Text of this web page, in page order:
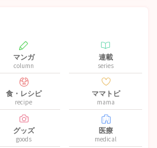
マンガ
column
連載
series
食・レシピ
recipe
ママトピ
mama
グッズ
goods
医療
medical